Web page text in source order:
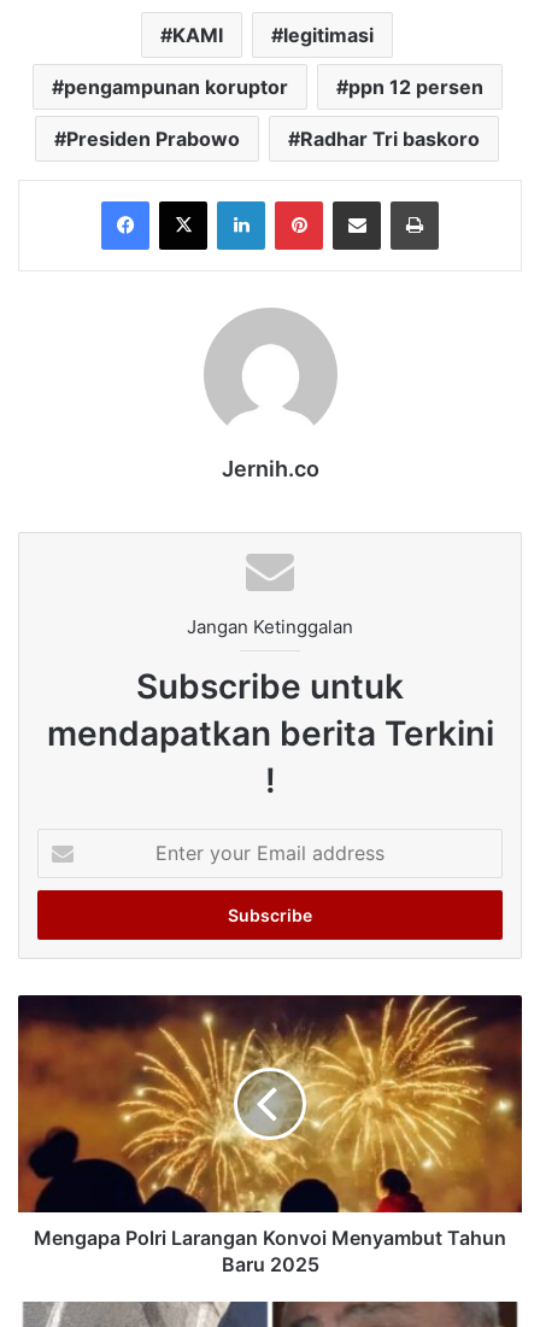
KAMI legitimasi
pengampunan koruptor ppn 12 persen
Presiden Prabowo Radhar Tri baskoro
Facebook
X LinkedInPinterestShare via Email Print
Jernih.co
Jangan Ketinggalan
Subscribe untuk
mendapatkan berita Terkini
!
your
Email
Mengapa Polri Larangan Konvoi Menyambut Tahun
Baru 2025